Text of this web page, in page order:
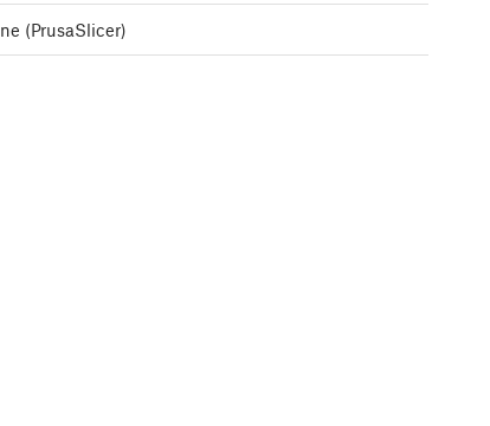
(PrusaSlicer)